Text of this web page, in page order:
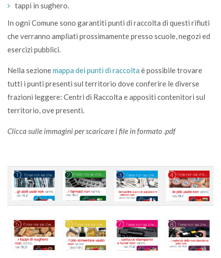
tappi in sughero.
In ogni Comune sono garantiti punti di raccolta di questi rifiuti
che verranno ampliati prossimamente presso scuole, negozi ed
esercizi pubblici.
Nella sezionemappa dei punti di raccolta è possibile trovare
tutti i punti presenti sul territorio dove conferire le diverse
frazioni leggere: Centri di Raccolta e appositi contenitori sul
territorio, ove presenti.
Clicca sulle immagini per scaricare i file in formato .pdf